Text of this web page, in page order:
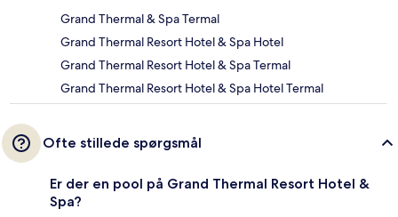
Grand Thermal & Spa Termal
Grand Thermal Resort Hotel & Spa Hotel
Grand Thermal Resort Hotel & Spa Termal
Grand Thermal Resort Hotel & Spa Hotel Termal
Ofte stillede spørgsmål
Er der en pool på Grand Thermal Resort Hotel &
Spa?